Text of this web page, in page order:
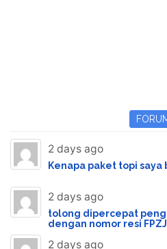
2 days ago
Kenapa paket topi saya
2 days ago
tolong dipercepat
dengan nomor resi
2 days ago